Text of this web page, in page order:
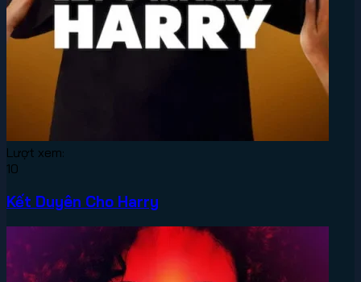
Lượt xem:
10
Kết Duyên Cho Harry